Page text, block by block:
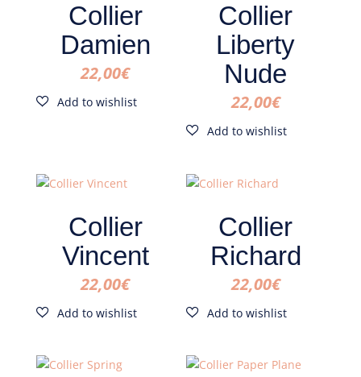
Collier
Damien
22,00€
Collier
Liberty
Nude
22,00€
Collier
Vincent
22,00€
Collier
Richard
22,00€